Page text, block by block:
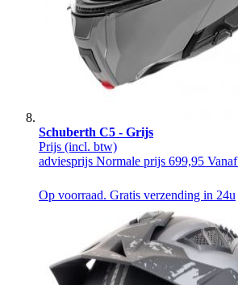
Schuberth C5 - Grijs
Prijs (incl. btw)
adviesprijs Normale prijs 699,95 Vanaf
Op voorraad. Gratis verzending in 24u